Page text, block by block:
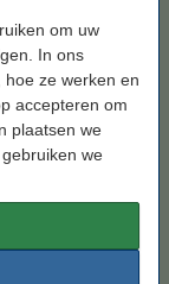
om uw
In ons
hoe ze werken en
accepteren om
plaatsen we
we
hoge